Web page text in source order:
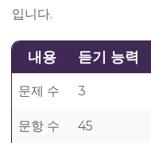
입니다.
내용 듣기 능력
문제 수 3
문항 수 45